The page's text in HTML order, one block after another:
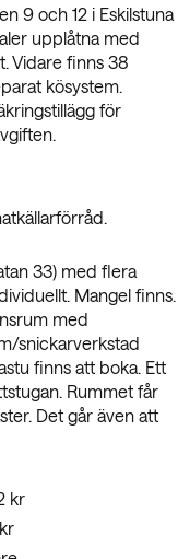
9 och 12 i Eskilstuna
upplåtna med
Vidare finns 38
kösystem.
för
33) med flera
Mangel finns.
med
snickarverkstad
finns att boka. Ett
Rummet får
Det går även att
kr